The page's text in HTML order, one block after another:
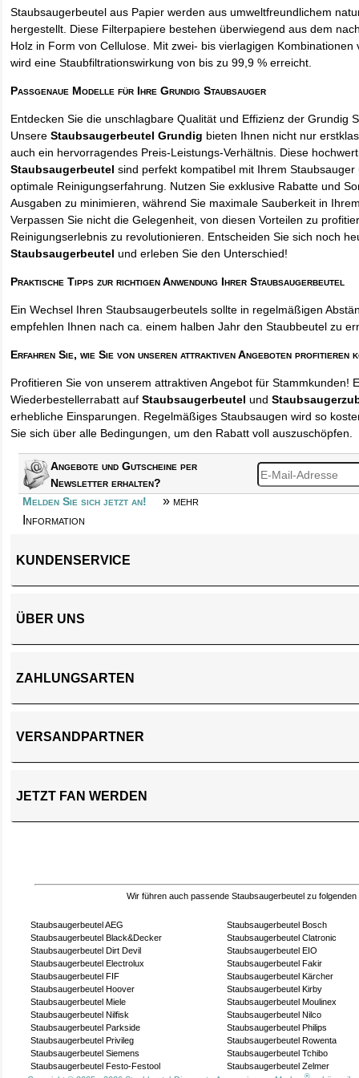
Staubsaugerbeutel aus Papier werden aus umweltfreundlichem
hergestellt. Diese Filterpapiere bestehen überwiegend aus dem
Holz in Form von Cellulose. Mit zwei- bis vierlagigen Kombinationen
wird eine Staubfiltrationswirkung von bis zu 99,9 % erreicht.
Passgenaue Modelle für Ihre Grundig Staubsauger
Entdecken Sie die unschlagbare Qualität und Effizienz der Grundig
UnsereStaubsaugerbeutel Grundig bieten Ihnen nicht nur
auch ein hervorragendes Preis-Leistungs-Verhältnis. Diese
Staubsaugerbeutel sind perfekt kompatibel mit Ihrem
optimale Reinigungserfahrung. Nutzen Sie exklusive Rabatte und
Ausgaben zu minimieren, während Sie maximale Sauberkeit in
Verpassen Sie nicht die Gelegenheit, von diesen Vorteilen zu
Reinigungserlebnis zu revolutionieren. Entscheiden Sie sich noch
Staubsaugerbeutel und erleben Sie den Unterschied!
Praktische Tipps zur richtigen Anwendung Ihrer Staubsaugerbeutel
Ein Wechsel Ihren Staubsaugerbeutels sollte in regelmäßigen
empfehlen Ihnen nach ca. einem halben Jahr den Staubbeutel zu
Erfahren Sie, wie Sie von unseren attraktiven Angeboten profitieren
Profitieren Sie von unserem attraktiven Angebot für Stammkunden!
Wiederbestellerrabatt aufStaubsaugerbeutel und
erhebliche Einsparungen. Regelmäßiges Staubsaugen wird so
Sie sich über alle Bedingungen, um den Rabatt voll auszuschöpfen.
Angebote und Gutscheine per
Newsletter erhalten?
Melden Sie sich jetzt an!
» mehr
Information
KUNDENSERVICE
ÜBER UNS
ZAHLUNGSARTEN
VERSANDPARTNER
JETZT FAN WERDEN
Wir führen auch passende Staubsaugerbeutel zu folgenden
Staubsaugerbeutel AEG
Staubsaugerbeutel Bosch
Staubsaugerbeutel Black&Decker
Staubsaugerbeutel Clatronic
Staubsaugerbeutel Dirt Devil
Staubsaugerbeutel EIO
Staubsaugerbeutel Electrolux
Staubsaugerbeutel Fakir
Staubsaugerbeutel FIF
Staubsaugerbeutel Kärcher
Staubsaugerbeutel Hoover
Staubsaugerbeutel Kirby
Staubsaugerbeutel Miele
Staubsaugerbeutel Moulinex
Staubsaugerbeutel Nilfisk
Staubsaugerbeutel Nilco
Staubsaugerbeutel Parkside
Staubsaugerbeutel Philips
Staubsaugerbeutel Privileg
Staubsaugerbeutel Rowenta
Staubsaugerbeutel Siemens
Staubsaugerbeutel Tchibo
Staubsaugerbeutel Festo-Festool
Staubsaugerbeutel Zelmer
®